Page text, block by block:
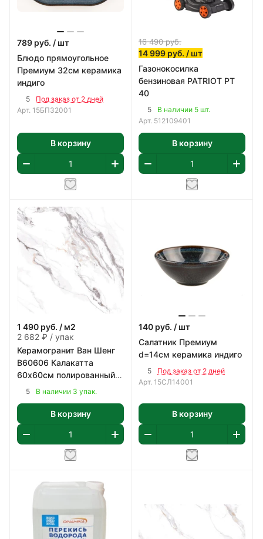
789 руб. / шт
Блюдо прямоугольное
Премиум 32см керамика
индиго
5
Под заказ от 2 дней
Арт. 15БП32001
В корзину
16 490руб.
14 999 руб. / шт
Газонокосилка
бензиновая PATRIOT PT
40
5
В наличии 5 шт.
Арт. 512109401
В корзину
1 490 руб. / м2
2 682 ₽ / упак
Керамогранит Ван Шенг
В60606 Калакатта
60х60см полированный
цвет бело-серый 1,8 м2/
5 В наличии 3 упак.
В корзину
140 руб. / шт
Салатник Премиум
d=14см керамика индиго
5
Под заказ от 2 дней
Арт. 15СЛ14001
В корзину